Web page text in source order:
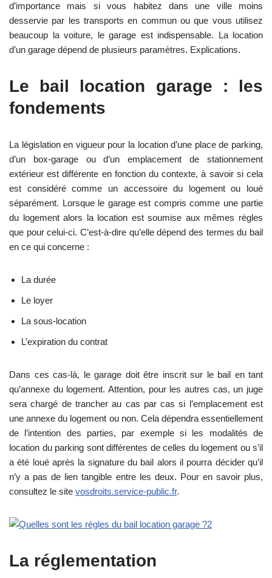
d’importance mais si vous habitez dans une ville moins
desservie par les transports en commun ou que vous utilisez
beaucoup la voiture, le garage est indispensable. La location
d’un garage dépend de plusieurs paramètres. Explications.
Le bail location garage : les
fondements
La législation en vigueur pour la location d’une place de parking,
d’un box-garage ou d’un emplacement de stationnement
extérieur est différente en fonction du contexte, à savoir si cela
est considéré comme un accessoire du logement ou loué
séparément. Lorsque le garage est compris comme une partie
du logement alors la location est soumise aux mêmes règles
que pour celui-ci. C’est-à-dire qu’elle dépend des termes du bail
en ce qui concerne :
La durée
Le loyer
La sous-location
L’expiration du contrat
Dans ces cas-là, le garage doit être inscrit sur le bail en tant
qu’annexe du logement. Attention, pour les autres cas, un juge
sera chargé de trancher au cas par cas si l’emplacement est
une annexe du logement ou non. Cela dépendra essentiellement
de l’intention des parties, par exemple si les modalités de
location du parking sont différentes de celles du logement ou s’il
a été loué après la signature du bail alors il pourra décider qu’il
n’y a pas de lien tangible entre les deux. Pour en savoir plus,
consultez le site vosdroits.service-public.fr.
La réglementation